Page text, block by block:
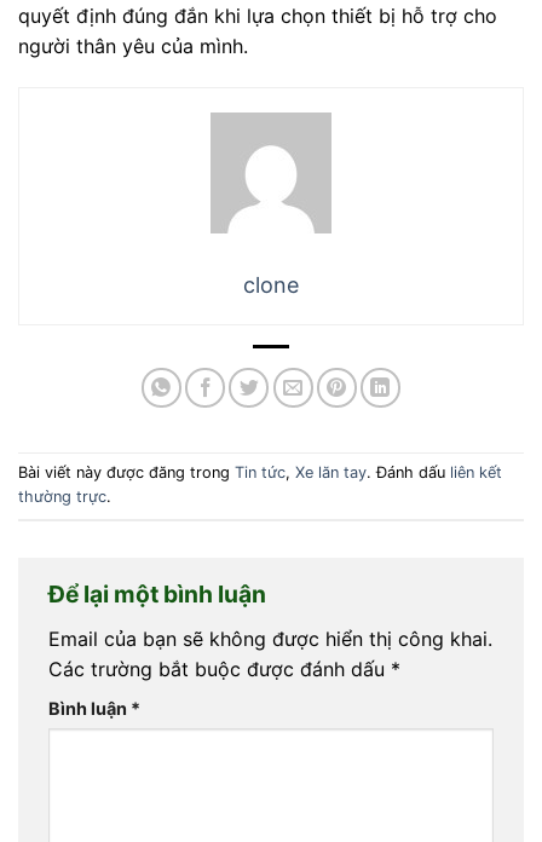
quyết định đúng đắn khi lựa chọn thiết bị hỗ trợ cho
người thân yêu của mình.
clone
Bài viết này được đăng trong Tin tức, Xe lăn tay. Đánh dấu liên kết
thường trực.
Để lại một bình luận
Email của bạn sẽ không được hiển thị công khai.
Các trường bắt buộc được đánh dấu *
Bình luận *